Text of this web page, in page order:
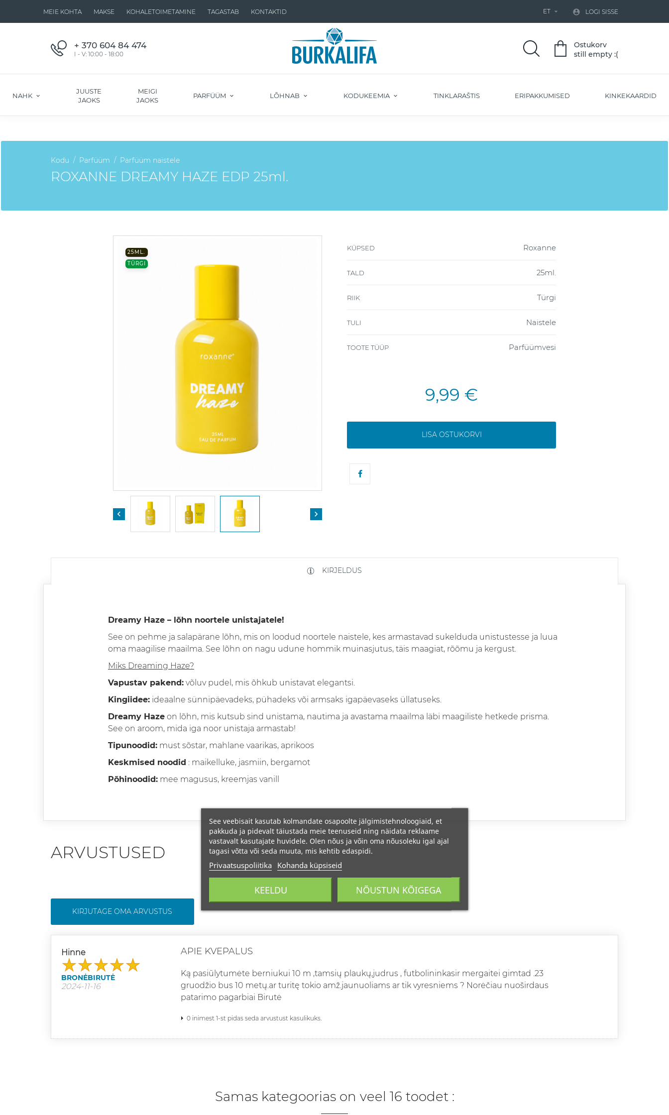
MEIE KOHTA MAKSE KOHALETOIMETAMINE TAGASTAB KONTAKTID ET   LOGI SISSE
+ 370 604 84 474
I - V: 10:00 - 18:00
Ostukorv
still empty :(
NAHK
JUUSTE
JAOKS
MEIGI
JAOKS
PARFÜÜM LÕHNAB KODUKEEMIA TINKLARAŠTIS ERIPAKKUMISED KINKEKAARDID
Kodu Parfüüm Parfüüm naistele
ROXANNE DREAMY HAZE EDP 25ml.
25ML.
TÜRGI
 
KÜPSED Roxanne
TALD 25ml.
RIIK Türgi
TULI Naistele
TOOTE TÜÜP Parfüümvesi
9,99 €
LISA OSTUKORVI
KIRJELDUS
Dreamy Haze – lõhn noortele unistajatele!
See on pehme ja salapärane lõhn, mis on loodud noortele naistele, kes armastavad sukelduda unistustesse ja luua
oma maagilise maailma. See lõhn on nagu udune hommik muinasjutus, täis maagiat, rõõmu ja kergust.
Miks Dreaming Haze?
Vapustav pakend: võluv pudel, mis õhkub unistavat elegantsi.
Kingiidee: ideaalne sünnipäevadeks, pühadeks või armsaks igapäevaseks üllatuseks.
Dreamy Haze on lõhn, mis kutsub sind unistama, nautima ja avastama maailma läbi maagiliste hetkede prisma.
See on aroom, mida iga noor unistaja armastab!
Tipunoodid: must sõstar, mahlane vaarikas, aprikoos
Keskmised noodid : maikelluke, jasmiin, bergamot
Põhinoodid: mee magusus, kreemjas vanill
ARVUSTUSED
KIRJUTAGE OMA ARVUSTUS
Hinne
BRONĖBIRUTĖ
2024-11-16
APIE KVEPALUS
Ką pasiūlytumėte berniukui 10 m ,tamsių plaukų,judrus , futbolininkasir mergaitei gimtad .23
gruodžio bus 10 metų.ar turitę tokio amž.jaunuoliams ar tik vyresniems ? Norėčiau nuoširdaus
patarimo pagarbiai Birutė
0 inimest 1-st pidas seda arvustust kasulikuks.
Samas kategoorias on veel 16 toodet :
See veebisait kasutab kolmandate osapoolte jälgimistehnoloogiaid, et
pakkuda ja pidevalt täiustada meie teenuseid ning näidata reklaame
vastavalt kasutajate huvidele. Olen nõus ja võin oma nõusoleku igal ajal
tagasi võtta või seda muuta, mis kehtib edaspidi.
Privaatsuspoliitika Kohanda küpsiseid
KEELDU NÕUSTUN KÕIGEGA